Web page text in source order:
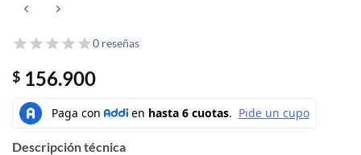
0 reseñas
$ 156.900
Descripción técnica